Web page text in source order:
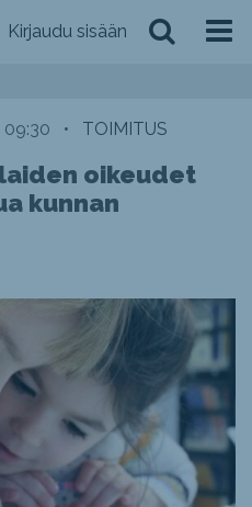
Kirjaudu sisään
09:30 • TOIMITUS
oikeudet
kunnan